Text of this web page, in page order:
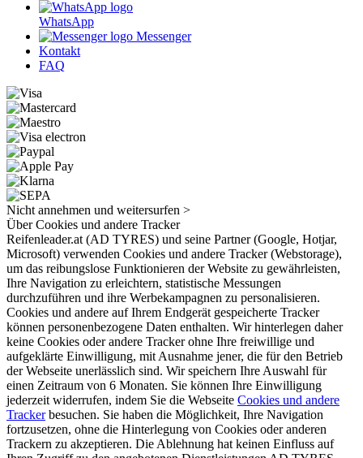
WhatsApp
Messenger
Kontakt
FAQ
Nicht annehmen und weitersurfen >
Über Cookies und andere Tracker
Reifenleader.at (AD TYRES) und seine Partner (Google, Hotjar,
Microsoft) verwenden Cookies und andere Tracker (Webstorage),
um das reibungslose Funktionieren der Website zu gewährleisten,
Ihre Navigation zu erleichtern, statistische Messungen
durchzuführen und ihre Werbekampagnen zu personalisieren.
Cookies und andere auf Ihrem Endgerät gespeicherte Tracker
können personenbezogene Daten enthalten. Wir hinterlegen daher
keine Cookies oder andere Tracker ohne Ihre freiwillige und
aufgeklärte Einwilligung, mit Ausnahme jener, die für den Betrieb
der Webseite unerlässlich sind. Wir speichern Ihre Auswahl für
einen Zeitraum von 6 Monaten. Sie können Ihre Einwilligung
jederzeit widerrufen, indem Sie die Webseite Cookies und andere
Trackerbesuchen. Sie haben die Möglichkeit, Ihre Navigation
fortzusetzen, ohne die Hinterlegung von Cookies oder anderen
Trackern zu akzeptieren. Die Ablehnung hat keinen Einfluss auf